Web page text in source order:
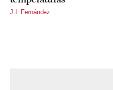
J.I. Fernández